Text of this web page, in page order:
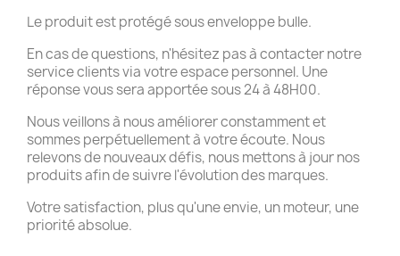
Le produit est protégé sous enveloppe bulle.
En cas de questions, n'hésitez pas à contacter notre
service clients via votre espace personnel. Une
réponse vous sera apportée sous 24 à 48H00.
Nous veillons à nous améliorer constamment et
sommes perpétuellement à votre écoute. Nous
relevons de nouveaux défis, nous mettons à jour nos
produits afin de suivre l'évolution des marques.
Votre satisfaction, plus qu'une envie, un moteur, une
priorité absolue.